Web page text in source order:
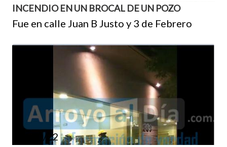
INCENDIO EN UN BROCAL DE UN POZO
Fue en calle Juan B Justo y 3 de Febrero
11/10/22